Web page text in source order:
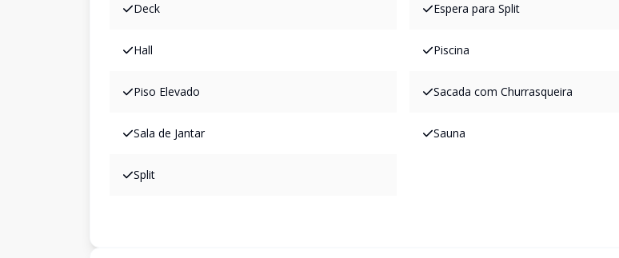
Deck Espera para Split
Hall Piscina
Piso Elevado Sacada com Churrasqueira
Sala de Jantar Sauna
Split